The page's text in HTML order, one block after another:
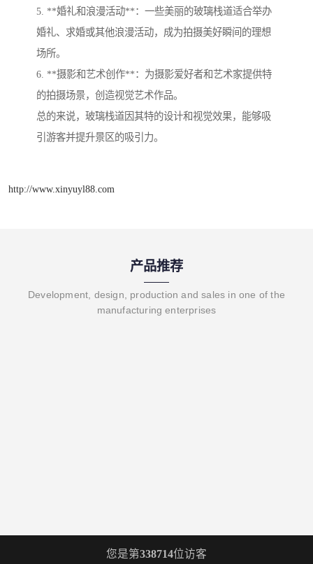
5. **婚礼和浪漫活动**：一些美丽的玻璃栈道适合举办
婚礼、求婚或其他浪漫活动，成为拍摄美好瞬间的理想
场所。
6. **摄影和艺术创作**：为摄影爱好者和艺术家提供特
的拍摄场景，创造视觉艺术作品。
总的来说，玻璃栈道因其特的设计和视觉效果，能够吸
引游客并提升景区的吸引力。
http://www.xinyuyl88.com
产品推荐
Development, design, production and sales in one of the
manufacturing enterprises
您是第338714位访客